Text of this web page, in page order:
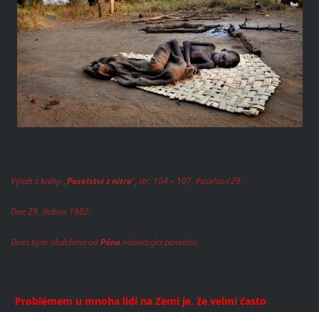
Výtah z knihy „Poselství z nitra“, str. 104 – 107, Poselství 29.
Dne 29. dubna 1982.
Dnes byla obdržena odPánanásledující poselství.
„Problémem u mnoha lidí na Zemi je, že velmi často